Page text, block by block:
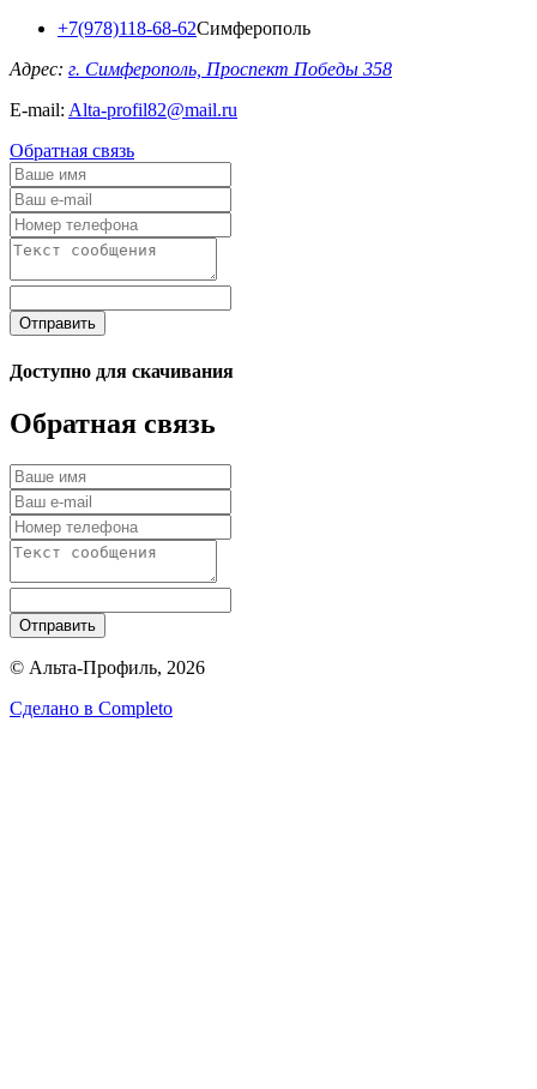
+7(978)118-68-62Симферополь
Адрес: г. Симферополь, Проспект Победы 358
E-mail: Alta-profil82@mail.ru
Обратная связь
Отправить
Доступно для скачивания
Обратная связь
Отправить
© Альта-Профиль, 2026
Сделано в Completo